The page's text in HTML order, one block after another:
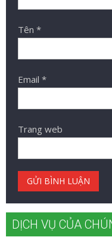
Tên *
Email *
Trang web
DỊCH VỤ CỦA